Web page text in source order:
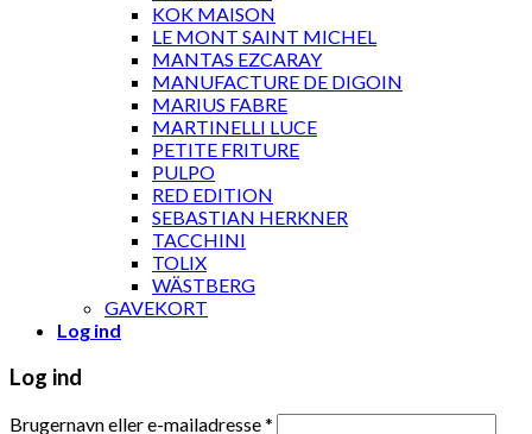
KOK MAISON
LE MONT SAINT MICHEL
MANTAS EZCARAY
MANUFACTURE DE DIGOIN
MARIUS FABRE
MARTINELLI LUCE
PETITE FRITURE
PULPO
RED EDITION
SEBASTIAN HERKNER
TACCHINI
TOLIX
WÄSTBERG
GAVEKORT
Log ind
Log ind
Brugernavn eller e-mailadresse*